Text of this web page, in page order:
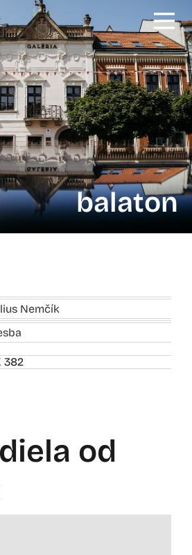
balaton
Nemčík
382
od